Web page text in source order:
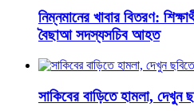
নিম্নমানের খাবার বিতরণ:
বৈছাআ সদস্যসচিব আহত
সাকিবের বাড়িতে হামলা, দেখুন